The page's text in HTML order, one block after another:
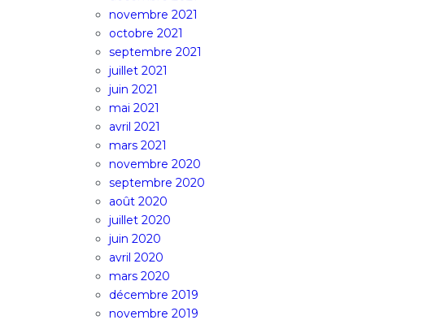
novembre 2021
octobre 2021
septembre 2021
juillet 2021
juin 2021
mai 2021
avril 2021
mars 2021
novembre 2020
septembre 2020
août 2020
juillet 2020
juin 2020
avril 2020
mars 2020
décembre 2019
novembre 2019